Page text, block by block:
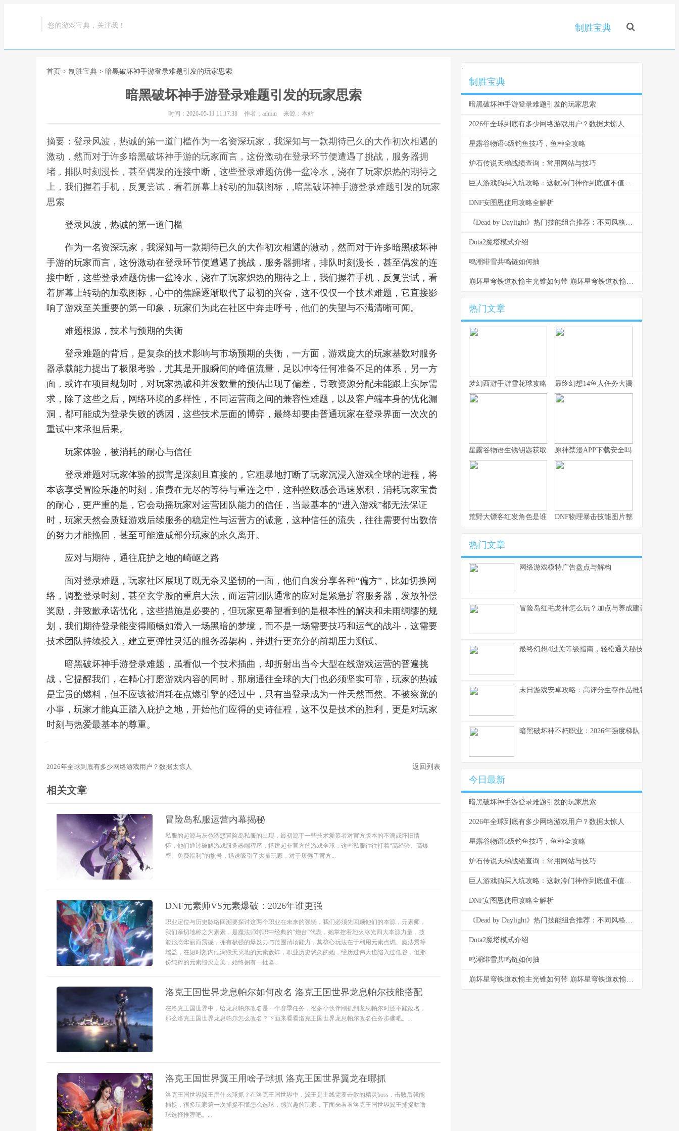
您的游戏宝典，关注我！ 制胜宝典
首页 > 制胜宝典 > 暗黑破坏神手游登录难题引发的玩家思索
暗黑破坏神手游登录难题引发的玩家思索
时间：2026-05-11 11:17:38 作者：admin 来源：本站
摘要：登录风波，热诚的第一道门槛作为一名资深玩家，我深知与一款期待已久的大作初次相遇的
激动，然而对于许多暗黑破坏神手游的玩家而言，这份激动在登录环节便遭遇了挑战，服务器拥
堵，排队时刻漫长，甚至偶发的连接中断，这些登录难题仿佛一盆冷水，浇在了玩家炽热的期待之
上，我们握着手机，反复尝试，看着屏幕上转动的加载图标，,暗黑破坏神手游登录难题引发的玩家
思索
登录风波，热诚的第一道门槛
作为一名资深玩家，我深知与一款期待已久的大作初次相遇的激动，然而对于许多暗黑破坏神
手游的玩家而言，这份激动在登录环节便遭遇了挑战，服务器拥堵，排队时刻漫长，甚至偶发的连
接中断，这些登录难题仿佛一盆冷水，浇在了玩家炽热的期待之上，我们握着手机，反复尝试，看
着屏幕上转动的加载图标，心中的焦躁逐渐取代了最初的兴奋，这不仅仅一个技术难题，它直接影
响了游戏至关重要的第一印象，玩家们为此在社区中奔走呼号，他们的失望与不满清晰可闻。
难题根源，技术与预期的失衡
登录难题的背后，是复杂的技术影响与市场预期的失衡，一方面，游戏庞大的玩家基数对服务
器承载能力提出了极限考验，尤其是开服瞬间的峰值流量，足以冲垮任何准备不足的体系，另一方
面，或许在项目规划时，对玩家热诚和并发数量的预估出现了偏差，导致资源分配未能跟上实际需
求，除了这些之后，网络环境的多样性，不同运营商之间的兼容性难题，以及客户端本身的优化漏
洞，都可能成为登录失败的诱因，这些技术层面的博弈，最终却要由普通玩家在登录界面一次次的
重试中来承担后果。
玩家体验，被消耗的耐心与信任
登录难题对玩家体验的损害是深刻且直接的，它粗暴地打断了玩家沉浸入游戏全球的进程，将
本该享受冒险乐趣的时刻，浪费在无尽的等待与重连之中，这种挫败感会迅速累积，消耗玩家宝贵
的耐心，更严重的是，它会动摇玩家对运营团队能力的信任，当最基本的“进入游戏”都无法保证
时，玩家天然会质疑游戏后续服务的稳定性与运营方的诚意，这种信任的流失，往往需要付出数倍
的努力才能挽回，甚至可能造成部分玩家的永久离开。
应对与期待，通往庇护之地的崎岖之路
面对登录难题，玩家社区展现了既无奈又坚韧的一面，他们自发分享各种“偏方”，比如切换网
络，调整登录时刻，甚至玄学般的重启大法，而运营团队通常的应对是紧急扩容服务器，发放补偿
奖励，并致歉承诺优化，这些措施是必要的，但玩家更希望看到的是根本性的解决和未雨绸缪的规
划，我们期待登录能变得顺畅如滑入一场黑暗的梦境，而不是一场需要技巧和运气的战斗，这需要
技术团队持续投入，建立更弹性灵活的服务器架构，并进行更充分的前期压力测试。
暗黑破坏神手游登录难题，虽看似一个技术插曲，却折射出当今大型在线游戏运营的普遍挑
战，它提醒我们，在精心打磨游戏内容的同时，那扇通往全球的大门也必须坚实可靠，玩家的热诚
是宝贵的燃料，但不应该被消耗在点燃引擎的经过中，只有当登录成为一件天然而然、不被察觉的
小事，玩家才能真正踏入庇护之地，开始他们应得的史诗征程，这不仅是技术的胜利，更是对玩家
时刻与热爱最基本的尊重。
2026年全球到底有多少网络游戏用户？数据太惊人 返回列表
相关文章
冒险岛私服运营内幕揭秘
私服的起源与灰色诱惑冒险岛私服的出现，最初源于一些技术爱慕者对官方版本的不满或怀旧情
怀，他们通过破解游戏服务器端程序，搭建起非官方的游戏全球，这些私服往往打着“高经验、高爆
率、免费福利”的旗号，迅速吸引了大量玩家，对于厌倦了官方...
DNF元素师VS元素爆破：2026年谁更强
职业定位与历史脉络回溯要探讨这两个职业在未来的强弱，我们必须先回顾他们的本源，元素师，
我们亲切地称之为素素，是魔法师转职中经典的“炮台”代表，她掌控着地火冰光四大本源力量，技
能形态华丽而震撼，拥有极强的爆发力与范围清场能力，其核心玩法在于利用元素点燃、魔法秀等
增益，在短时刻内倾泻毁天灭地的元素轰炸，职业历史悠久的她，经历过伟大也陷入过低谷，但那
份纯粹的元素毁灭之美，始终拥有一批坚...
洛克王国世界龙息帕尔如何改名 洛克王国世界龙息帕尔技能搭配
在洛克王国世界中，给龙息帕尔改名是一个赛季任务，很多小伙伴刚抓到龙息帕尔时还不能改名，
那么洛克王国世界龙息帕尔怎么改名？下面来看看洛克王国世界龙息帕尔改名任务步骤吧。...
洛克王国世界翼王用啥子球抓 洛克王国世界翼龙在哪抓
洛克王国世界翼王用什么球抓？在洛克王国世界中，翼王是主线需要击败的精灵boss，击败后就能
捕捉，很多玩家第一次捕捉不懂怎么选球，感兴趣的玩家，下面来看看洛克王国世界翼王捕捉咕噜
球选择推荐吧。...
.
制胜宝典
暗黑破坏神手游登录难题引发的玩家思索
2026年全球到底有多少网络游戏用户？数据太惊人
星露谷物语6级钓鱼技巧，鱼种全攻略
炉石传说天梯战绩查询：常用网站与技巧
巨人游戏购买入坑攻略：这款冷门神作到底值不值得买
DNF安图恩使用攻略全解析
《Dead by Daylight》热门技能组合推荐：不同风格都能找到答案
Dota2魔塔模式介绍
鸣潮绯雪共鸣链如何抽
崩坏星穹铁道欢愉主光锥如何带 崩坏星穹铁道欢愉战舰最佳第四人
热门文章
梦幻西游手游雪花球攻略：快速上手与高分技巧
最终幻想14鱼人任务大揭秘
星露谷物语生锈钥匙获取位置探寻指南原神禁漫APP下载安全吗
荒野大镖客红发角色是谁？ DNF物理暴击技能图片整理：加成一览
热门文章
网络游戏模特广告盘点与解构
冒险岛红毛龙神怎么玩？加点与养成建议
最终幻想4过关等级指南，轻松通关秘技
末日游戏安卓攻略：高评分生存作品推荐
暗黑破坏神不朽职业：2026年强度梯队
今日最新
暗黑破坏神手游登录难题引发的玩家思索
2026年全球到底有多少网络游戏用户？数据太惊人
星露谷物语6级钓鱼技巧，鱼种全攻略
炉石传说天梯战绩查询：常用网站与技巧
巨人游戏购买入坑攻略：这款冷门神作到底值不值得买
DNF安图恩使用攻略全解析
《Dead by Daylight》热门技能组合推荐：不同风格都能找到答案
Dota2魔塔模式介绍
鸣潮绯雪共鸣链如何抽
崩坏星穹铁道欢愉主光锥如何带 崩坏星穹铁道欢愉战舰最佳第四人